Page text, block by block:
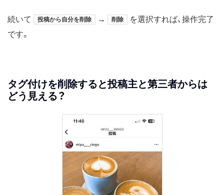
続いて 投稿から自分を削除 → 削除
を選択すれば、操作完了
です。
タグ付けを削除すると投稿主と第三者からは
どう見える？